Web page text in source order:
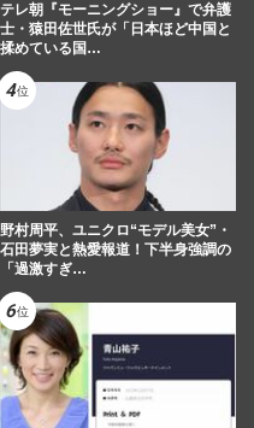
テレ朝『モーニングショー』で弁護
士・猿田佐世氏が「日本ほど中国と
揉めている国…
野村周平、ユニクロ“モデル美女”・
石田夢実と熱愛報道！下半身強調の
「過激すぎ…